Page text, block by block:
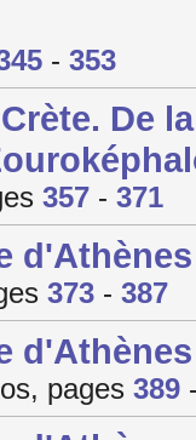
- 353
De
357 - 371
373 - 387
pages 389